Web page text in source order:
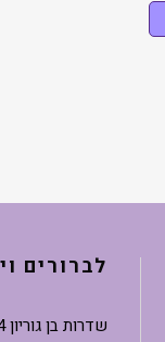
לברורים
שדרות בן גוריון 4, נס ציונה